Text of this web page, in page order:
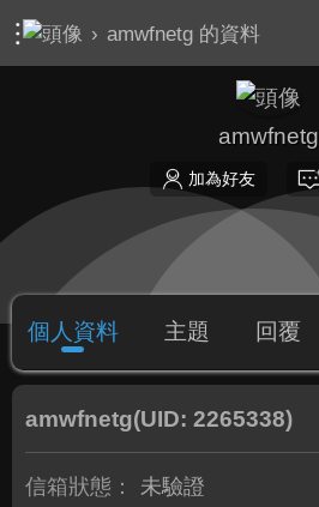
› amwfnetg 的資料
amwfnetg
加為好友
個人資料 主題 回覆
amwfnetg(UID: 2265338)
信箱狀態： 未驗證